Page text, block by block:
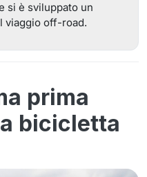
si è sviluppato un
viaggio off-road.
prima
bicicletta